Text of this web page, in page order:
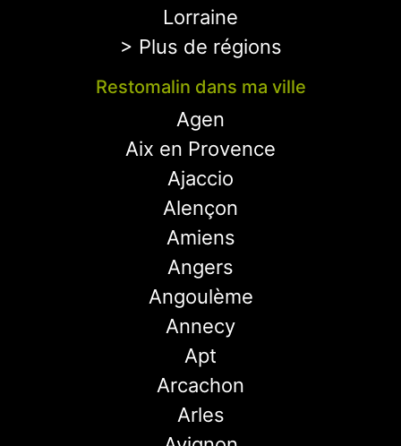
Lorraine
> Plus de régions
Restomalin dans ma ville
Agen
Aix en Provence
Ajaccio
Alençon
Amiens
Angers
Angoulème
Annecy
Apt
Arcachon
Arles